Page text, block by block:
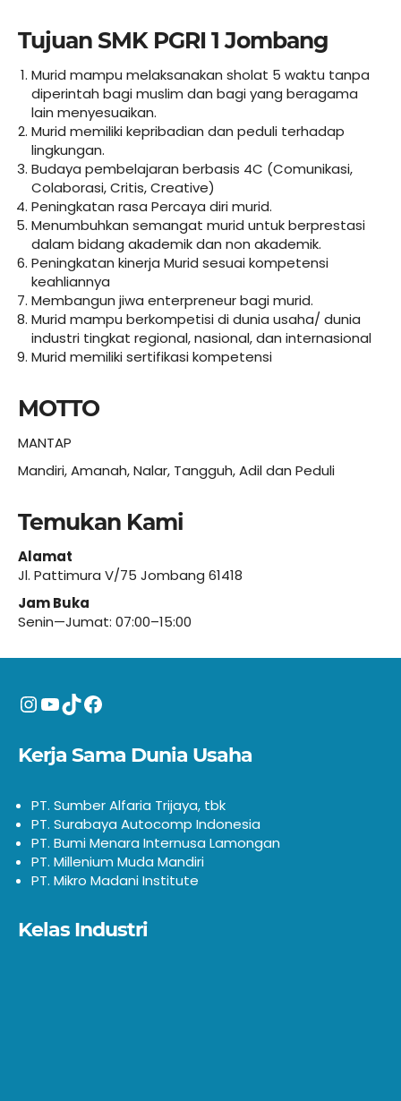
Tujuan SMK PGRI 1 Jombang
Murid mampu melaksanakan sholat 5 waktu tanpa
diperintah bagi muslim dan bagi yang beragama
lain menyesuaikan.
Murid memiliki kepribadian dan peduli terhadap
lingkungan.
Budaya pembelajaran berbasis 4C (Comunikasi,
Colaborasi, Critis, Creative)
Peningkatan rasa Percaya diri murid.
Menumbuhkan semangat murid untuk berprestasi
dalam bidang akademik dan non akademik.
Peningkatan kinerja Murid sesuai kompetensi
keahliannya
Membangun jiwa enterpreneur bagi murid.
Murid mampu berkompetisi di dunia usaha/ dunia
industri tingkat regional, nasional, dan internasional
Murid memiliki sertifikasi kompetensi
MOTTO
MANTAP
Mandiri, Amanah, Nalar, Tangguh, Adil dan Peduli
Temukan Kami
Alamat
Jl. Pattimura V/75 Jombang 61418
Jam Buka
Senin—Jumat: 07:00–15:00
Instagram
YouTube
TikTokFacebook
Kerja Sama Dunia Usaha
PT. Sumber Alfaria Trijaya, tbk
PT. Surabaya Autocomp Indonesia
PT. Bumi Menara Internusa Lamongan
PT. Millenium Muda Mandiri
PT. Mikro Madani Institute
Kelas Industri